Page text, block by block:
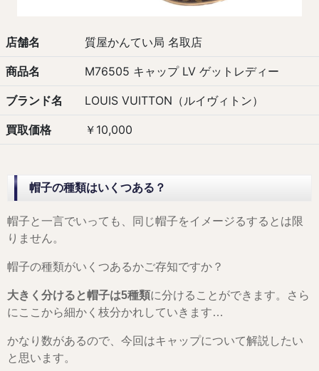
店舗名 質屋かんてい局 名取店
商品名 M76505 キャップ LV ゲットレディー
ブランド名 LOUIS VUITTON（ルイヴィトン）
買取価格 ￥10,000
帽子の種類はいくつある？
帽子と一言でいっても、同じ帽子をイメージるするとは限
りません。
帽子の種類がいくつあるかご存知ですか？
大きく分けると帽子は5種類に分けることができます。さら
にここから細かく枝分かれしていきます…
かなり数があるので、今回はキャップについて解説したい
と思います。